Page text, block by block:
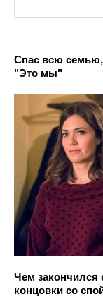
Спас всю семью,
"Это мы"
Чем закончился
концовки со